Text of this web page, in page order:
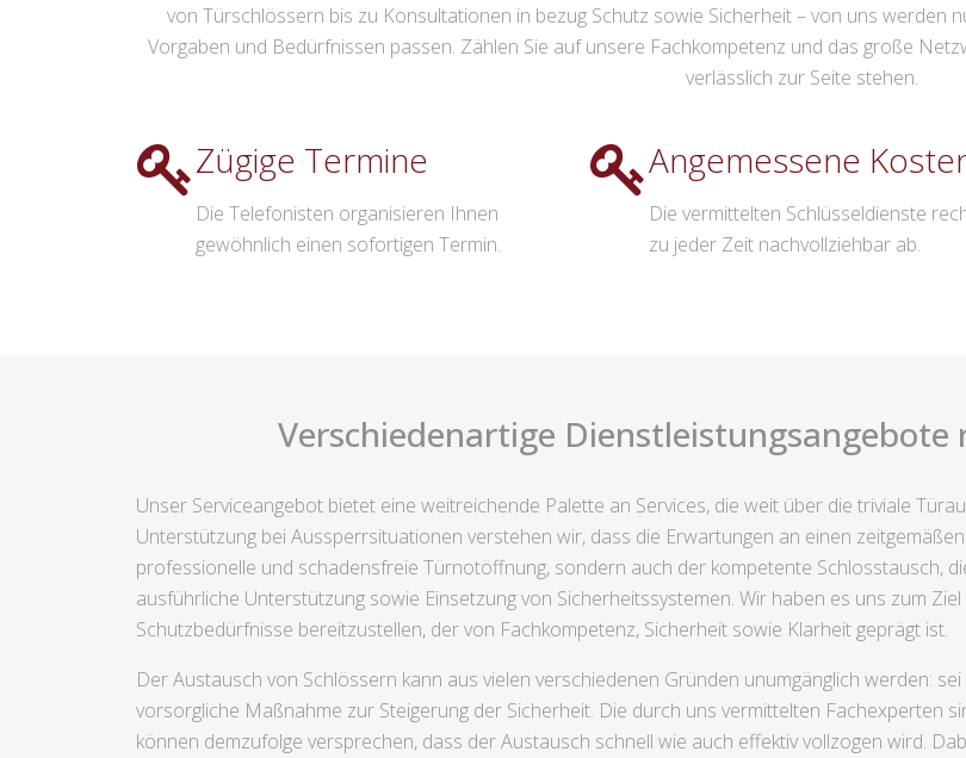
von Türschlössern bis zu Konsultationen in bezug Schutz sowie Sicherheit – von uns werden
Vorgaben und Bedürfnissen passen. Zählen Sie auf unsere Fachkompetenz und das große
verlässlich zur Seite stehen.
Zügige Termine
Die Telefonisten organisieren Ihnen
gewöhnlich einen sofortigen Termin.
Angemessene
Die vermittelten Schlüsseldienste
zu jeder Zeit nachvollziehbar ab.
Verschiedenartige Dienstleistungsangebote
Unser Serviceangebot bietet eine weitreichende Palette an Services, die weit über die triviale
Unterstützung bei Aussperrsituationen verstehen wir, dass die Erwartungen an einen
professionelle und schadensfreie Türnotöffnung, sondern auch der kompetente Schlosstausch,
ausführliche Unterstützung sowie Einsetzung von Sicherheitssystemen. Wir haben es uns zum
Schutzbedürfnisse bereitzustellen, der von Fachkompetenz, Sicherheit sowie Klarheit geprägt ist.
Der Austausch von Schlössern kann aus vielen verschiedenen Gründen unumgänglich werden:
vorsorgliche Maßnahme zur Steigerung der Sicherheit. Die durch uns vermittelten Fachexperten
können demzufolge versprechen, dass der Austausch schnell wie auch effektiv vollzogen wird.